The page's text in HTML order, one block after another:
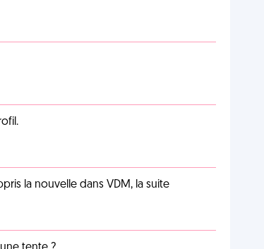
la nouvelle dans VDM, la suite